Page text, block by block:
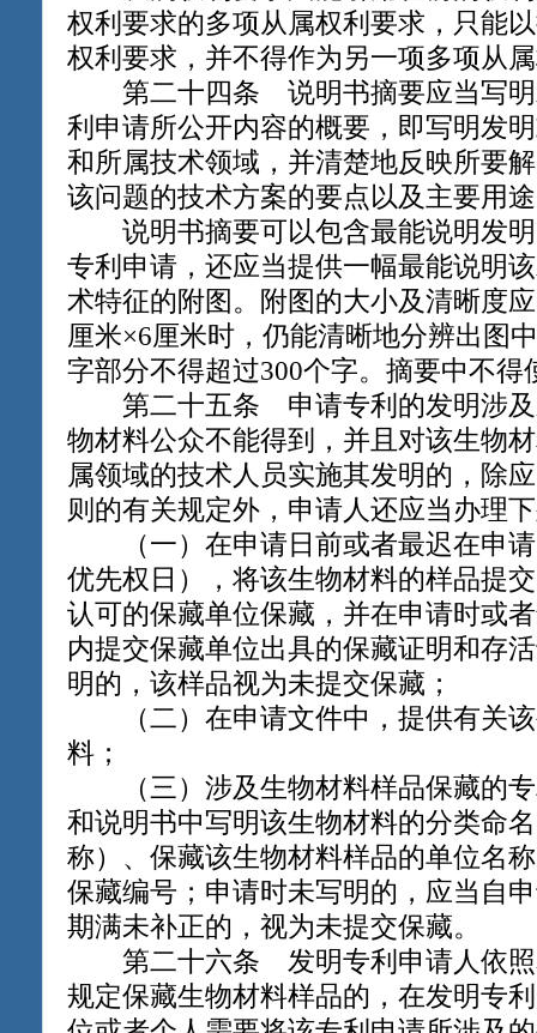
权利要求的多项从属权利要求，只能
权利要求，并不得作为另一项多项从
第二十四条 说明书摘要应当写明
利申请所公开内容的概要，即写明发
和所属技术领域，并清楚地反映所要
该问题的技术方案的要点以及主要用
说明书摘要可以包含最能说明发明
专利申请，还应当提供一幅最能说明
术特征的附图。附图的大小及清晰度
厘米×6厘米时，仍能清晰地分辨出图
字部分不得超过300个字。摘要中不得
第二十五条 申请专利的发明涉及
物材料公众不能得到，并且对该生物
属领域的技术人员实施其发明的，除
则的有关规定外，申请人还应当办理
（一）在申请日前或者最迟在申请
优先权日），将该生物材料的样品提
认可的保藏单位保藏，并在申请时或
内提交保藏单位出具的保藏证明和存
明的，该样品视为未提交保藏；
（二）在申请文件中，提供有关该
料；
（三）涉及生物材料样品保藏的专
和说明书中写明该生物材料的分类命
称）、保藏该生物材料样品的单位名
保藏编号；申请时未写明的，应当自
期满未补正的，视为未提交保藏。
第二十六条 发明专利申请人依照
规定保藏生物材料样品的，在发明专